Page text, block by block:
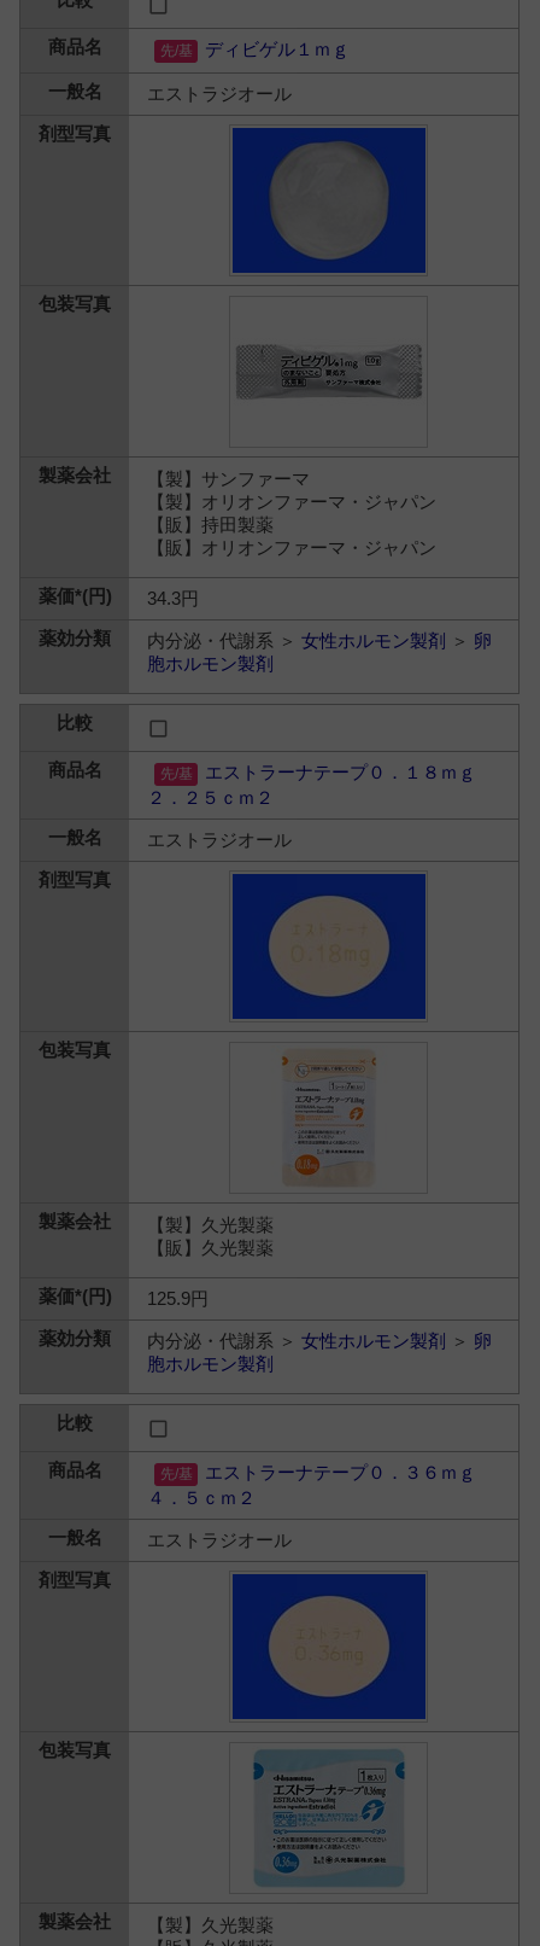
ディビゲル１ｍｇ
エストラジオール
【製】サンファーマ
【製】オリオンファーマ・ジャパン
【販】持田製薬
【販】オリオンファーマ・ジャパン
34.3円
内分泌・代謝系 ＞女性ホルモン製剤 ＞ 卵
胞ホルモン製剤
エストラーナテープ０．１８ｍｇ
２．２５ｃｍ２
エストラジオール
【製】久光製薬
【販】久光製薬
125.9円
内分泌・代謝系 ＞女性ホルモン製剤 ＞ 卵
胞ホルモン製剤
エストラーナテープ０．３６ｍｇ
４．５ｃｍ２
エストラジオール
【製】久光製薬